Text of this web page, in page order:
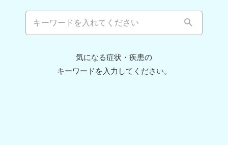
採用情報
お問い合わせ
気になる症状・疾患の
キーワードを入力してください。